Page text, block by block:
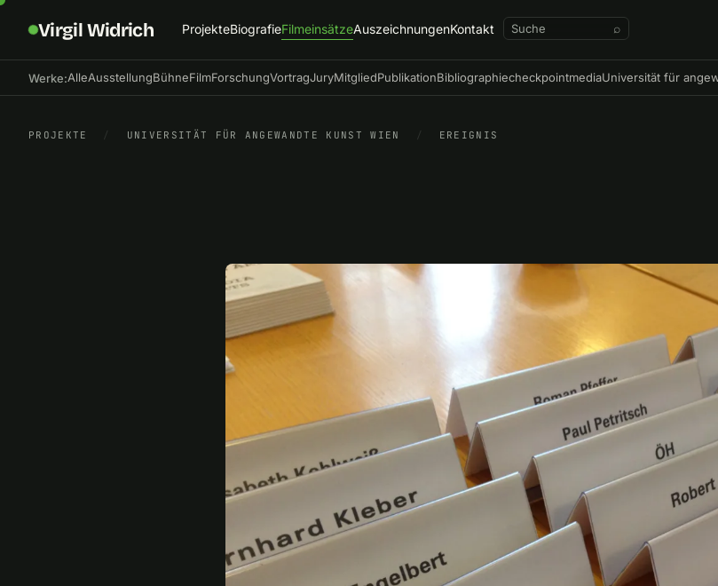
Virgil Widrich ProjekteBiografieFilmeinsätzeAuszeichnungenKontakt ⌕
Werke:AlleAusstellungBühneFilmForschungVortragJuryMitgliedPublikationBibliographiecheckpointmediaUniversität für
PROJEKTE / UNIVERSITÄT FÜR ANGEWANDTE KUNST WIEN / EREIGNIS